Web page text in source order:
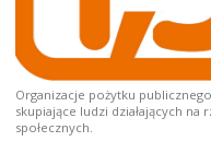
Organizacje pożytku
skupiające ludzi działających
społecznych.